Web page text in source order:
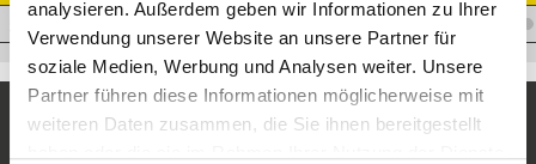
analysieren. Außerdem geben wir Informationen zu Ihrer
Verwendung unserer Website an unsere Partner für
soziale Medien, Werbung und Analysen weiter. Unsere
Partner führen diese Informationen möglicherweise mit
weiteren Daten zusammen, die Sie ihnen bereitgestellt
C.3CKHF087/2615F